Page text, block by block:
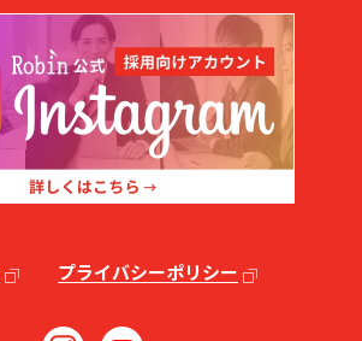
プライバシーポリシー